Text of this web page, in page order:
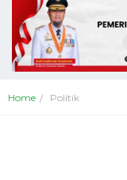
Home Politik